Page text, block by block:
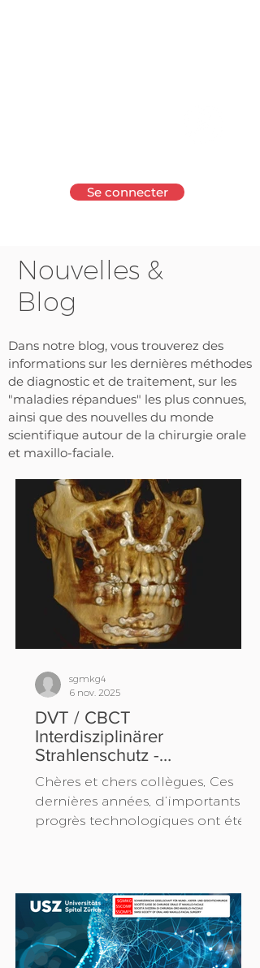
Se connecter
Nouvelles &
Blog
Dans notre blog, vous trouverez des
informations sur les dernières méthodes
de diagnostic et de traitement, sur les
"maladies répandues" les plus connues,
ainsi que des nouvelles du monde
scientifique autour de la chirurgie orale
et maxillo-faciale.
DVT / CBCT
Interdisziplinärer
Strahlenschutz -
Sachverständigenkurs 2025
Chères et chers collègues, Ces
dernières années, d’importants
progrès technologiques ont été
de la tomodensitométrie à
faisceau en éventail (TDM/CT), ces
progrès ont apporté de multiples
innovations dans le domaine de
sgmkg4
6 nov. 2025